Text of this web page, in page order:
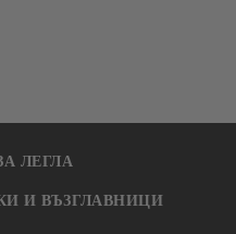
ЛЕГЛА
И ВЪЗГЛАВНИЦИ